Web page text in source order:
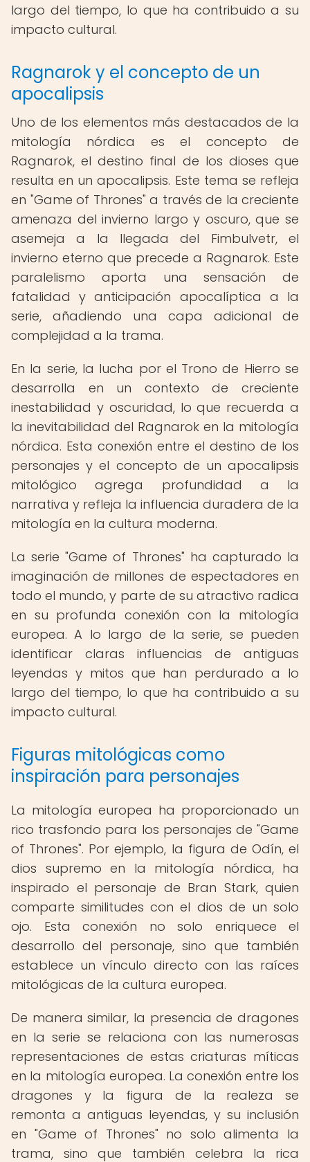
largo del tiempo, lo que ha contribuido a su
impacto cultural.
Ragnarok y el concepto de un
apocalipsis
Uno de los elementos más destacados de la
mitología nórdica es el concepto de
Ragnarok, el destino final de los dioses que
resulta en un apocalipsis. Este tema se refleja
en "Game of Thrones" a través de la creciente
amenaza del invierno largo y oscuro, que se
asemeja a la llegada del Fimbulvetr, el
invierno eterno que precede a Ragnarok. Este
paralelismo aporta una sensación de
fatalidad y anticipación apocalíptica a la
serie, añadiendo una capa adicional de
complejidad a la trama.
En la serie, la lucha por el Trono de Hierro se
desarrolla en un contexto de creciente
inestabilidad y oscuridad, lo que recuerda a
la inevitabilidad del Ragnarok en la mitología
nórdica. Esta conexión entre el destino de los
personajes y el concepto de un apocalipsis
mitológico agrega profundidad a la
narrativa y refleja la influencia duradera de la
mitología en la cultura moderna.
La serie "Game of Thrones" ha capturado la
imaginación de millones de espectadores en
todo el mundo, y parte de su atractivo radica
en su profunda conexión con la mitología
europea. A lo largo de la serie, se pueden
identificar claras influencias de antiguas
leyendas y mitos que han perdurado a lo
largo del tiempo, lo que ha contribuido a su
impacto cultural.
Figuras mitológicas como
inspiración para personajes
La mitología europea ha proporcionado un
rico trasfondo para los personajes de "Game
of Thrones". Por ejemplo, la figura de Odín, el
dios supremo en la mitología nórdica, ha
inspirado el personaje de Bran Stark, quien
comparte similitudes con el dios de un solo
ojo. Esta conexión no solo enriquece el
desarrollo del personaje, sino que también
establece un vínculo directo con las raíces
mitológicas de la cultura europea.
De manera similar, la presencia de dragones
en la serie se relaciona con las numerosas
representaciones de estas criaturas míticas
en la mitología europea. La conexión entre los
dragones y la figura de la realeza se
remonta a antiguas leyendas, y su inclusión
en "Game of Thrones" no solo alimenta la
trama, sino que también celebra la rica